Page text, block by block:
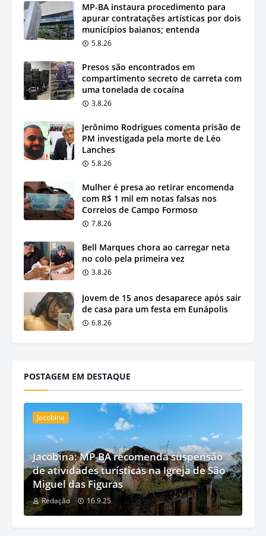
MP-BA instaura procedimento para
apurar contratações artísticas por dois
municípios baianos; entenda
5.8.26
Presos são encontrados em
compartimento secreto de carreta com
uma tonelada de cocaína
3.8.26
Jerônimo Rodrigues comenta prisão de
PM investigada pela morte de Léo
Lanches
5.8.26
Mulher é presa ao retirar encomenda
com R$ 1 mil em notas falsas nos
Correios de Campo Formoso
7.8.26
Bell Marques chora ao carregar neta
no colo pela primeira vez
3.8.26
Jovem de 15 anos desaparece após sair
de casa para um festa em Eunápolis
6.8.26
POSTAGEM EM DESTAQUE
Jacobina
Jacobina: MP-BA recomenda suspensão
de atividades turísticas na Igreja de São
Miguel das Figuras
Redação 16.9.25